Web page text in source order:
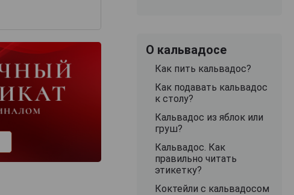
О кальвадосе
Как пить кальвадос?
Как подавать кальвадос
к столу?
Кальвадос из яблок или
груш?
Кальвадос. Как
правильно читать
этикетку?
Коктейли с кальвадосом